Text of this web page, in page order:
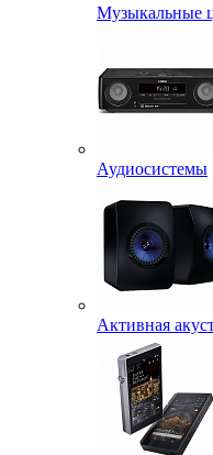
Музыкальные
Аудиосистемы
Активная